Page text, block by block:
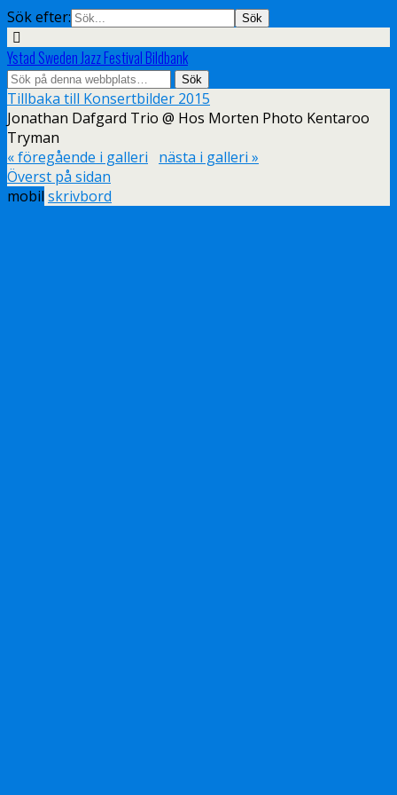
Sök efter:
Ystad Sweden Jazz Festival Bildbank
Tillbaka till Konsertbilder 2015
Jonathan Dafgard Trio @ Hos Morten Photo Kentaroo
Tryman
« föregående i galleri
nästa i galleri »
Överst på sidan
mobil skrivbord